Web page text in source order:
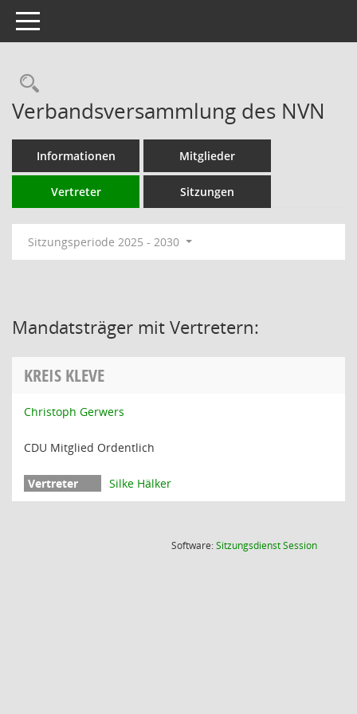
Toggle navigation
Rechercheauswahl
Verbandsversammlung des NVN
Informationen Mitglieder
Vertreter Sitzungen
Sitzungsperiode 2025 - 2030
Mandatsträger mit Vertretern:
KREIS KLEVE
Christoph Gerwers
CDU Mitglied Ordentlich
Silke Hälker
Software:SitzungsdienstSession(Wird in